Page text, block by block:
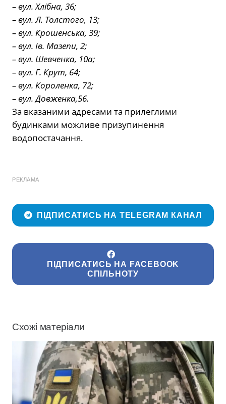
– вул. Хлібна, 36;
– вул. Л. Толстого, 13;
– вул. Крошенська, 39;
– вул. Ів. Мазепи, 2;
– вул. Шевченка, 10а;
– вул. Г. Крут, 64;
– вул. Короленка, 72;
– вул. Довженка,56.
За вказаними адресами та прилеглими
будинками можливе призупинення
водопостачання.
РЕКЛАМА
ПІДПИСАТИСЬ НА TELEGRAM КАНАЛ
ПІДПИСАТИСЬ НА FACEBOOK
СПІЛЬНОТУ
Схожі матеріали